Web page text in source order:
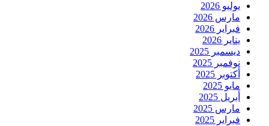
يوليو 2026
مارس 2026
فبراير 2026
يناير 2026
ديسمبر 2025
نوفمبر 2025
أكتوبر 2025
مايو 2025
أبريل 2025
مارس 2025
فبراير 2025